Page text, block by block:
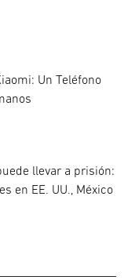
Un Teléfono
llevar a prisión:
en EE. UU., México